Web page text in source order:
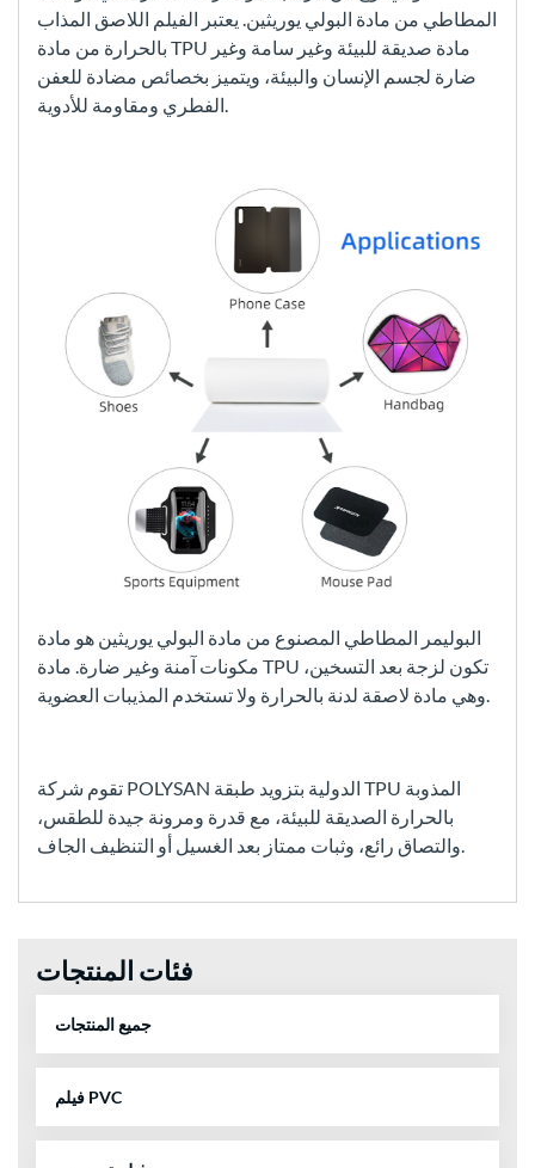
المطاطي من مادة البولي يوريثين. يعتبر الفيلم اللاصق المذاب
بالحرارة من مادة TPU مادة صديقة للبيئة وغير سامة وغير
ضارة لجسم الإنسان والبيئة، ويتميز بخصائص مضادة للعفن
الفطري ومقاومة للأدوية.
البوليمر المطاطي المصنوع من مادة البولي يوريثين هو مادة
مكونات آمنة وغير ضارة. مادة TPU تكون لزجة بعد التسخين،
وهي مادة لاصقة لدنة بالحرارة ولا تستخدم المذيبات العضوية.
تقوم شركة POLYSAN الدولية بتزويد طبقة TPU المذوبة
بالحرارة الصديقة للبيئة، مع قدرة ومرونة جيدة للطقس،
والتصاق رائع، وثبات ممتاز بعد الغسيل أو التنظيف الجاف.
فئات المنتجات
جميع المنتجات
فيلم PVC